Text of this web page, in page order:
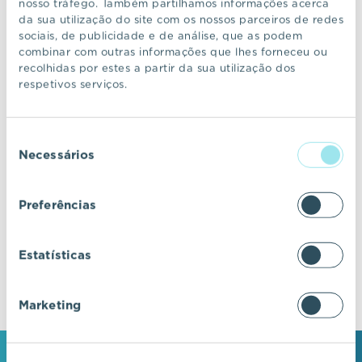
nosso tráfego. Também partilhamos informações acerca
da sua utilização do site com os nossos parceiros de redes
sociais, de publicidade e de análise, que as podem
combinar com outras informações que lhes forneceu ou
recolhidas por estes a partir da sua utilização dos
respetivos serviços.
deNecessários
Preferências
Estatísticas
Marketing
CONTINUAR A NAVEGAR
Descubra ecossistemas residenciais de
excelência, onde o design e a arquitetura se
fundem com a inovação e a sustentabilidade.